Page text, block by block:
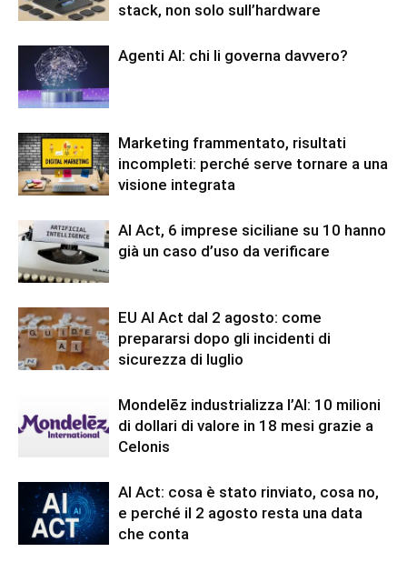
stack, non solo sull’hardware
Agenti AI: chi li governa davvero?
Marketing frammentato, risultati
incompleti: perché serve tornare a una
visione integrata
AI Act, 6 imprese siciliane su 10 hanno
già un caso d’uso da verificare
EU AI Act dal 2 agosto: come
prepararsi dopo gli incidenti di
sicurezza di luglio
Mondelēz industrializza l’AI: 10 milioni
di dollari di valore in 18 mesi grazie a
Celonis
AI Act: cosa è stato rinviato, cosa no,
e perché il 2 agosto resta una data
che conta